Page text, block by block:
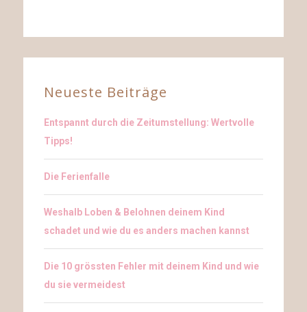
Neueste Beiträge
Entspannt durch die Zeitumstellung: Wertvolle
Tipps!
Die Ferienfalle
Weshalb Loben & Belohnen deinem Kind
schadet und wie du es anders machen kannst
Die 10 grössten Fehler mit deinem Kind und wie
du sie vermeidest